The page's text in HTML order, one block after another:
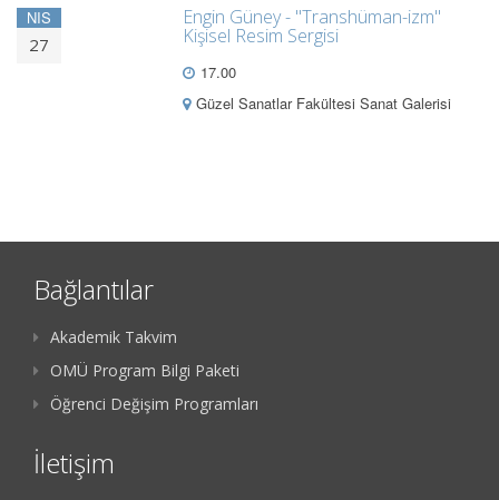
NIS
27
Engin Güney - "Transhüman-izm"
Kişisel Resim Sergisi
17.00
Güzel Sanatlar Fakültesi Sanat Galerisi
Bağlantılar
Akademik Takvim
OMÜ Program Bilgi Paketi
Öğrenci Değişim Programları
İletişim